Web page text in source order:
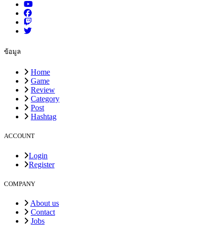
ข้อมูล
Home
Game
Review
Category
Post
Hashtag
ACCOUNT
Login
Register
COMPANY
About us
Contact
Jobs